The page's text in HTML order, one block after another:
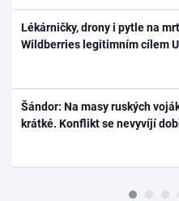
Lékárničky, drony i pytle na
Wildberries legitimním cílem
Šándor: Na masy ruských
krátké. Konflikt se nevyvíjí